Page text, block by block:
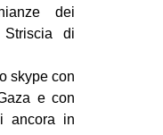
dei
di
skype con
e con
ancora in